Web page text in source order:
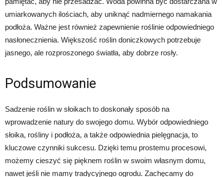
umiarkowanych ilościach, aby uniknąć nadmiernego namakania
podłoża. Ważne jest również zapewnienie roślinie odpowiedniego
nasłonecznienia. Większość roślin doniczkowych potrzebuje
jasnego, ale rozproszonego światła, aby dobrze rosły.
Podsumowanie
Sadzenie roślin w słoikach to doskonały sposób na
wprowadzenie natury do swojego domu. Wybór odpowiedniego
słoika, rośliny i podłoża, a także odpowiednia pielęgnacja, to
kluczowe czynniki sukcesu. Dzięki temu prostemu procesowi,
możemy cieszyć się pięknem roślin w swoim własnym domu,
nawet jeśli nie mamy tradycyjnego ogrodu. Zachęcamy do